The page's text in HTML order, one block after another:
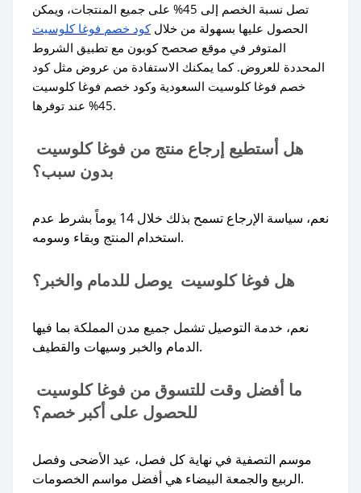
تصل نسبة الخصم إلى 45% على جميع المنتجات، ويمكن
الحصول عليها بسهولة من خلالكود خصم فوغا كلوسيت
المتوفر في موقع صحصح كوبون مع تطبيق الشروط
المحددة للعروض. كما يمكنك الاستفادة من عروض مثل كود
خصم فوغا كلوسيت السعودية وكود خصم فوغا كلوسيت
45% عند توفرها.
هل أستطيع إرجاع منتج من فوغا كلوسيت
بدون سبب؟
نعم، سياسة الإرجاع تسمح بذلك خلال 14 يوماً بشرط عدم
استخدام المنتج وبقاء وسومه.
هل فوغا كلوسيت يوصل للدمام والخبر؟
نعم، خدمة التوصيل تشمل جميع مدن المملكة بما فيها
الدمام والخبر وسيهات والقطيف.
ما أفضل وقت للتسوق من فوغا كلوسيت
للحصول على أكبر خصم؟
موسم التصفية في نهاية كل فصل، عيد الأضحى وفصل
الربيع والجمعة البيضاء هي أفضل مواسم الخصومات.